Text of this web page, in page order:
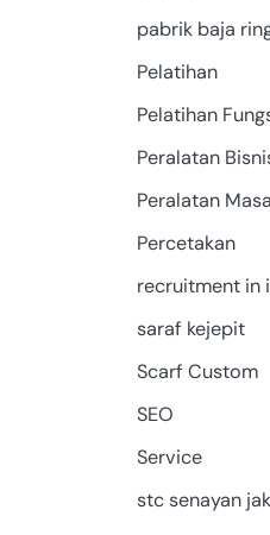
pabrik baja
Pelatihan
Pelatihan
Peralatan
Peralatan
Percetakan
recruitment in
saraf kejepit
Scarf Custom
SEO
Service
stc senayan